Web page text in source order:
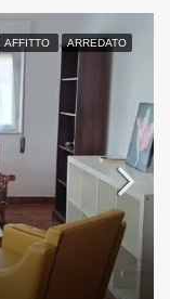
AFFITTO ARREDATO